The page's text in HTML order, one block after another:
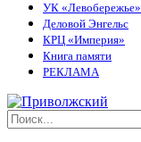
УК «Левобережье»
Деловой Энгельс
КРЦ «Империя»
Книга памяти
РЕКЛАМА